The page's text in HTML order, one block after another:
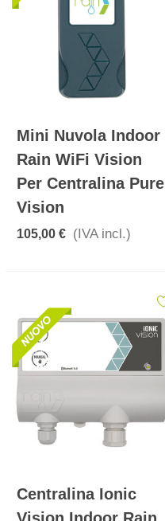
Mini Nuvola Indoor
Rain WiFi Vision
Per Centralina Pure
Vision
105,00 € (IVA incl.)
Centralina Ionic